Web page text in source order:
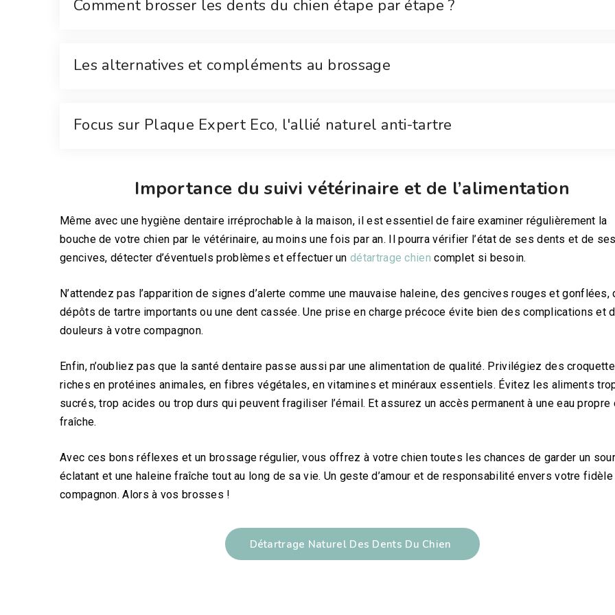
Comment brosser les dents du chien étape par étape ?
Les alternatives et compléments au brossage
Focus sur Plaque Expert Eco, l'allié naturel anti-tartre
Importance du suivi vétérinaire et de l’alimentation
Même avec une hygiène dentaire irréprochable à la maison, il est essentiel de faire examiner régulièrement la
bouche de votre chien par le vétérinaire, au moins une fois par an. Il pourra vérifier l’état de ses dents et de ses
gencives, détecter d’éventuels problèmes et effectuer un détartrage chien complet si besoin.
N’attendez pas l’apparition de signes d’alerte comme une mauvaise haleine, des gencives rouges et gonflées,
dépôts de tartre importants ou une dent cassée. Une prise en charge précoce évite bien des complications et
douleurs à votre compagnon.
Enfin, n’oubliez pas que la santé dentaire passe aussi par une alimentation de qualité. Privilégiez des
riches en protéines animales, en fibres végétales, en vitamines et minéraux essentiels. Évitez les aliments
sucrés, trop acides ou trop durs qui peuvent fragiliser l’émail. Et assurez un accès permanent à une eau propre
fraîche.
Avec ces bons réflexes et un brossage régulier, vous offrez à votre chien toutes les chances de garder un
éclatant et une haleine fraîche tout au long de sa vie. Un geste d’amour et de responsabilité envers votre fidèle
compagnon. Alors à vos brosses !
Détartrage Naturel Des Dents Du Chien